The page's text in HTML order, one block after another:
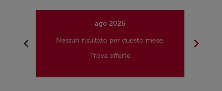
chevron_left
ago 2026
Nessun risultato per questo mese.
Trova offerte
chevron_right